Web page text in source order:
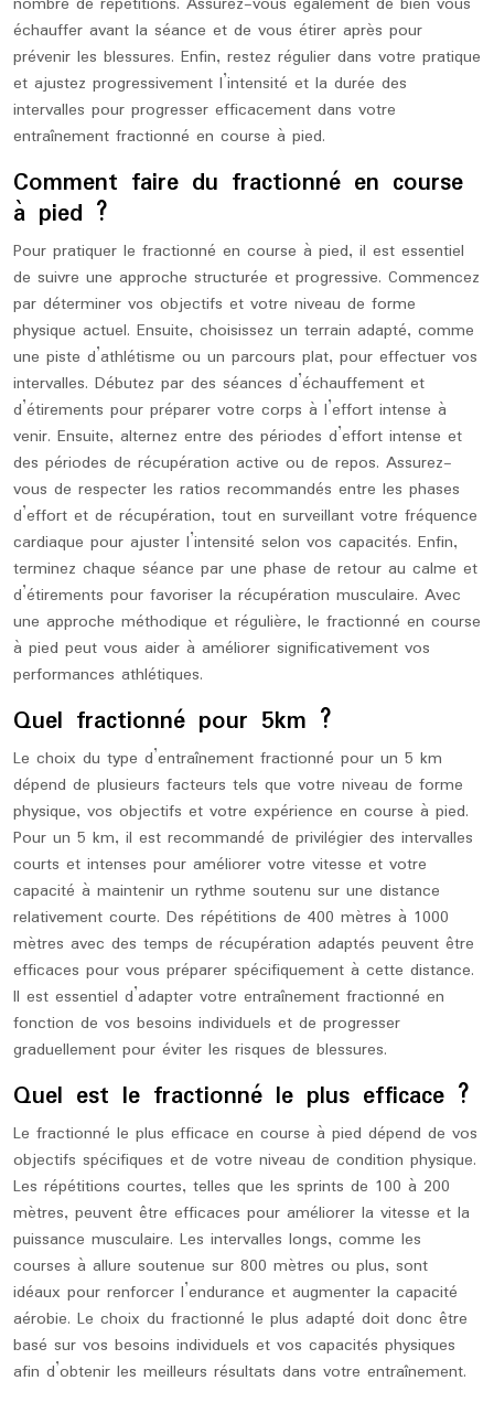
échauffer avant la séance et de vous étirer après pour
prévenir les blessures. Enfin, restez régulier dans votre pratique
et ajustez progressivement l’intensité et la durée des
intervalles pour progresser efficacement dans votre
entraînement fractionné en course à pied.
Comment faire du fractionné en course
à pied ?
Pour pratiquer le fractionné en course à pied, il est essentiel
de suivre une approche structurée et progressive. Commencez
par déterminer vos objectifs et votre niveau de forme
physique actuel. Ensuite, choisissez un terrain adapté, comme
une piste d’athlétisme ou un parcours plat, pour effectuer vos
intervalles. Débutez par des séances d’échauffement et
d’étirements pour préparer votre corps à l’effort intense à
venir. Ensuite, alternez entre des périodes d’effort intense et
des périodes de récupération active ou de repos. Assurez-
vous de respecter les ratios recommandés entre les phases
d’effort et de récupération, tout en surveillant votre fréquence
cardiaque pour ajuster l’intensité selon vos capacités. Enfin,
terminez chaque séance par une phase de retour au calme et
d’étirements pour favoriser la récupération musculaire. Avec
une approche méthodique et régulière, le fractionné en course
à pied peut vous aider à améliorer significativement vos
performances athlétiques.
Quel fractionné pour 5km ?
Le choix du type d’entraînement fractionné pour un 5 km
dépend de plusieurs facteurs tels que votre niveau de forme
physique, vos objectifs et votre expérience en course à pied.
Pour un 5 km, il est recommandé de privilégier des intervalles
courts et intenses pour améliorer votre vitesse et votre
capacité à maintenir un rythme soutenu sur une distance
relativement courte. Des répétitions de 400 mètres à 1000
mètres avec des temps de récupération adaptés peuvent être
efficaces pour vous préparer spécifiquement à cette distance.
Il est essentiel d’adapter votre entraînement fractionné en
fonction de vos besoins individuels et de progresser
graduellement pour éviter les risques de blessures.
Quel est le fractionné le plus efficace ?
Le fractionné le plus efficace en course à pied dépend de vos
objectifs spécifiques et de votre niveau de condition physique.
Les répétitions courtes, telles que les sprints de 100 à 200
mètres, peuvent être efficaces pour améliorer la vitesse et la
puissance musculaire. Les intervalles longs, comme les
courses à allure soutenue sur 800 mètres ou plus, sont
idéaux pour renforcer l’endurance et augmenter la capacité
aérobie. Le choix du fractionné le plus adapté doit donc être
basé sur vos besoins individuels et vos capacités physiques
afin d’obtenir les meilleurs résultats dans votre entraînement.